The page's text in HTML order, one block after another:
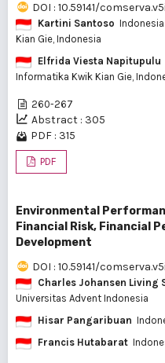
DOI : 10.59141/
Kartini Santoso Indonesia
Kian Gie, Indonesia
Elfrida Viesta Napitupulu
Informatika Kwik Kian Gie,
260-267
Abstract : 305
PDF : 315
PDF
Environmental
Financial Risk, Financial
Development
DOI : 10.59141/
Charles Johansen Living
Universitas Advent Indonesia
Hisar Pangaribuan
Francis Hutabarat